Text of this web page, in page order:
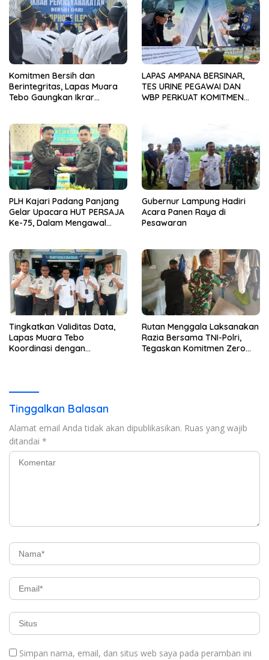
Komitmen Bersih dan
Berintegritas, Lapas Muara
Tebo Gaungkan Ikrar
dan Penipuan
LAPAS AMPANA BERSINAR,
TES URINE PEGAWAI DAN
WBP PERKUAT KOMITMEN
PLH Kajari Padang Panjang
Gelar Upacara HUT PERSAJA
Ke-75, Dalam Mengawal
Gubernur Lampung Hadiri
Acara Panen Raya di
Pesawaran
Tingkatkan Validitas Data,
Lapas Muara Tebo
Koordinasi dengan
Rutan Menggala Laksanakan
Razia Bersama TNI-Polri,
Tegaskan Komitmen Zero
Tinggalkan Balasan
Alamat email Anda tidak akan dipublikasikan. Ruas yang wajib
ditandai *
Simpan nama, email, dan situs web saya pada peramban ini